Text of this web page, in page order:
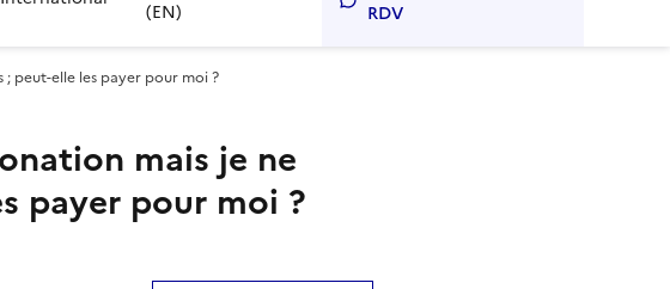
(EN)
RDV
peut-elle les payer pour moi ?
mais je ne
payer pour moi ?